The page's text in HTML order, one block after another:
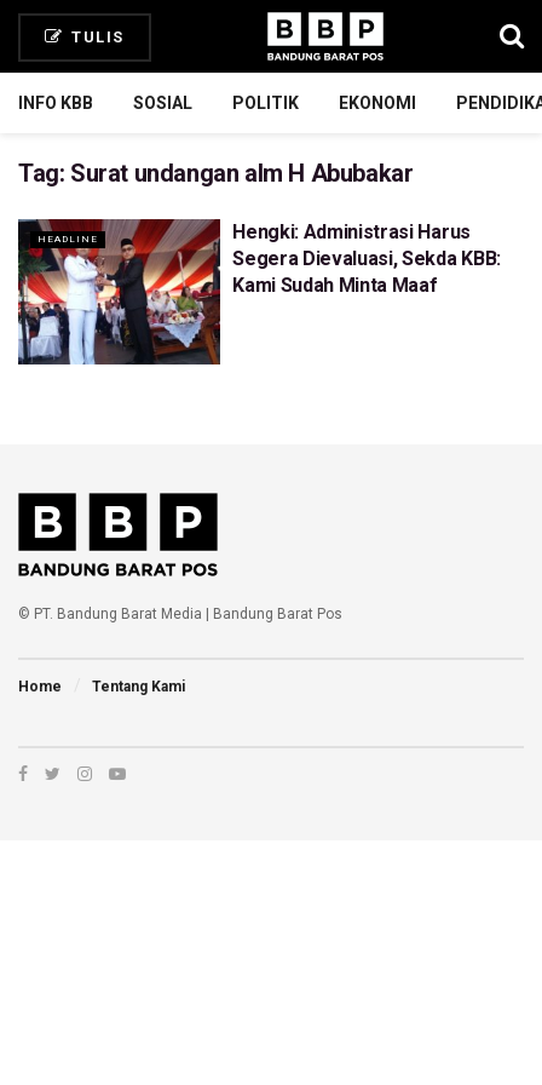
TULIS
INFO KBB SOSIAL POLITIK EKONOMI
Tag: Surat undangan alm H Abubakar
HEADLINE
Hengki: Administrasi Harus
Segera Dievaluasi, Sekda KBB:
Kami Sudah Minta Maaf
© PT. Bandung Barat Media | Bandung Barat Pos
Home Tentang Kami